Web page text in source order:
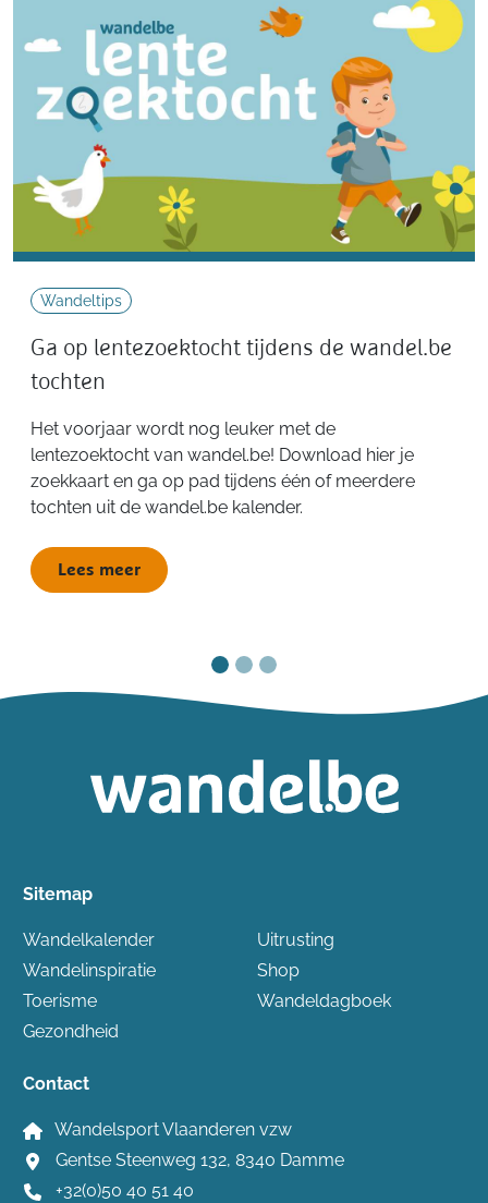
Wandeltips
Ga op lentezoektocht tijdens de wandel.be
tochten
Het voorjaar wordt nog leuker met de
lentezoektocht van wandel.be! Download hier je
zoekkaart en ga op pad tijdens één of meerdere
tochten uit de wandel.be kalender.
Lees meer
Sitemap
Wandelkalender
Wandelinspiratie
Toerisme
Gezondheid
Uitrusting
Shop
Wandeldagboek
Contact
Wandelsport Vlaanderen vzw
Gentse Steenweg 132, 8340 Damme
+32(0)50 40 51 40